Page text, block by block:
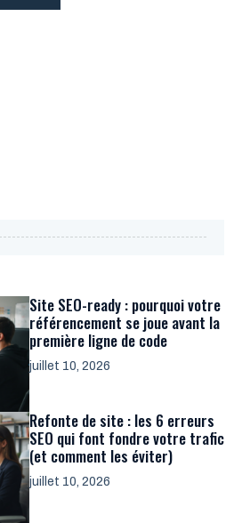
Site SEO-ready : pourquoi votre
référencement se joue avant la
première ligne de code
juillet 10, 2026
Refonte de site : les 6 erreurs
SEO qui font fondre votre trafic
(et comment les éviter)
juillet 10, 2026